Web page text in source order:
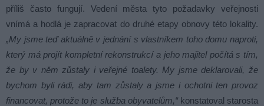
příliš často fungují. Vedení města tyto požadavky veřejnosti
vnímá a hodlá je zapracovat do druhé etapy obnovy této lokality.
„My jsme teď aktuálně v jednání s vlastníkem toho domu naproti,
který má projít kompletní rekonstrukcí a jeho majitel počítá s tím,
že by v něm zůstaly i veřejné toalety. My jsme deklarovali, že
bychom byli rádi, aby tam zůstaly a jsme i ochotni ten provoz
financovat, protože to je služba obyvatelům,“konstatoval starosta